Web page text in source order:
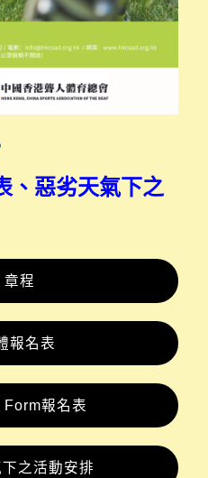
、惡劣天氣下之
章程
報名表
報名表
之活動安排